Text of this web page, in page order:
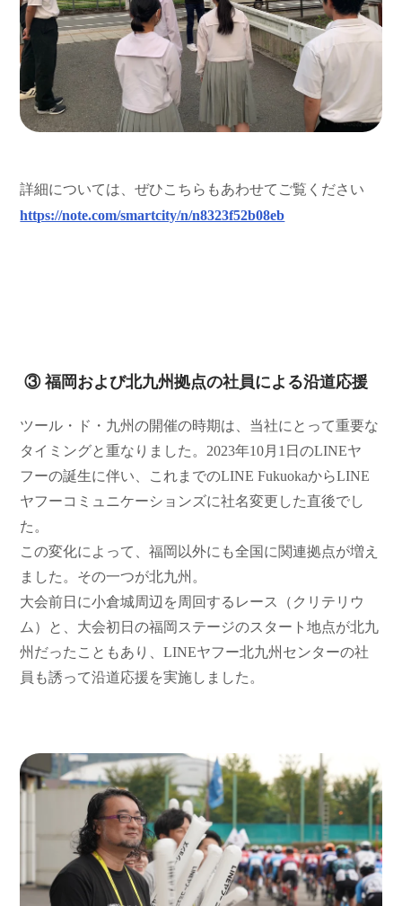
詳細については、ぜひこちらもあわせてご覧ください
https://note.com/smartcity/n/n8323f52b08eb
③ 福岡および北九州拠点の社員による沿道応援
ツール・ド・九州の開催の時期は、当社にとって重要な
タイミングと重なりました。2023年10月1日のLINEヤ
フーの誕生に伴い、これまでのLINE FukuokaからLINE
ヤフーコミュニケーションズに社名変更した直後でし
た。
この変化によって、福岡以外にも全国に関連拠点が増え
ました。その一つが北九州。
大会前日に小倉城周辺を周回するレース（クリテリウ
ム）と、大会初日の福岡ステージのスタート地点が北九
州だったこともあり、LINEヤフー北九州センターの社
員も誘って沿道応援を実施しました。